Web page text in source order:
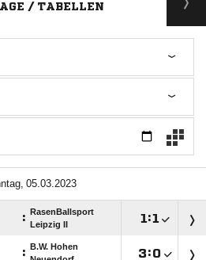
/ TABELLEN

: RasenBallsport
Leipzig II
 :
: B.W. Hohen
: